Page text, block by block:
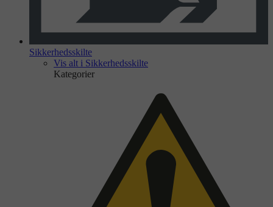
Sikkerhedsskilte
Vis alt i Sikkerhedsskilte
Kategorier